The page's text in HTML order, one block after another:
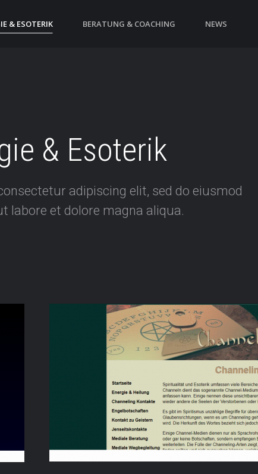
& ESOTERIK BERATUNG & COACHING NEWS
& Esoterik
adipiscing elit, sed do eiusmod
labore et dolore magna aliqua.